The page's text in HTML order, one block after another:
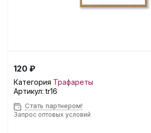
120 ₽
Категория Трафареты
Артикул:tr16
Стать партнером!
Запрос оптовых условий